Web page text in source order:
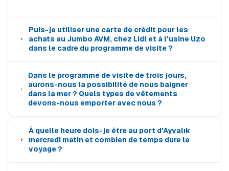
Puis-je utiliser une carte de crédit pour les
achats au Jumbo AVM, chez Lidl et à l'usine Uzo
dans le cadre du programme de visite ?
Dans le programme de visite de trois jours,
aurons-nous la possibilité de nous baigner
dans la mer ? Quels types de vêtements
devons-nous emporter avec nous ?
À quelle heure dois-je être au port d'Ayvalık
mercredi matin et combien de temps dure le
voyage ?